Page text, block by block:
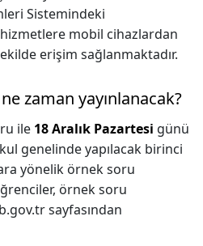
Sistemindeki
hizmetlere mobil cihazlardan
erişim sağlanmaktadır.
zaman yayınlanacak?
ile 18 Aralık Pazartesi günü
genelinde yapılacak birinci
yönelik örnek soru
örnek soru
sayfasından